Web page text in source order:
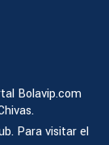
Bolavip.com
Para visitar el